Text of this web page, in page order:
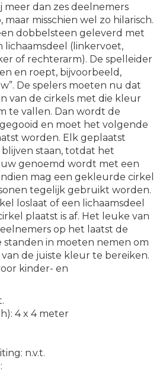
meer dan zes deelnemers
misschien wel zo hilarisch.
dobbelsteen geleverd met
lichaamsdeel (linkervoet,
of rechterarm). De spelleider
en roept, bijvoorbeeld,
De spelers moeten nu dat
van de cirkels met die kleur
te vallen. Dan wordt de
en moet het volgende
worden. Elk geplaatst
blijven staan, totdat het
genoemd wordt met een
mag een gekleurde cirkel
tegelijk gebruikt worden.
loslaat of een lichaamsdeel
plaatst is af. Het leuke van
op het laatst de
standen in moeten nemen om
de juiste kleur te bereiken.
kinder- en
4 x 4 meter
n.v.t.